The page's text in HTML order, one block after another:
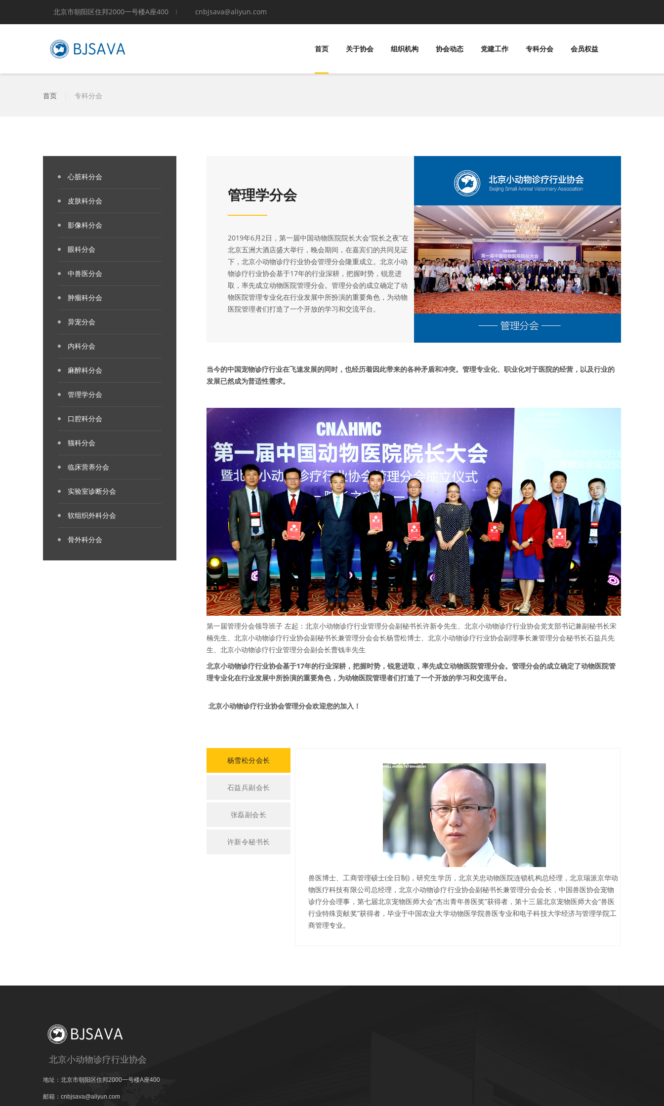
北京市朝阳区住邦2000一号楼A座400 cnbjsava@aliyun.com
首页 关于协会 组织机构 协会动态 党建工作 专科分会 会员权益
首页 专科分会
管理学分会
2019年6月2日，第一届中国动物医院院长大会“院长之夜”在
北京五洲大酒店盛大举行，晚会期间，在嘉宾们的共同见证
下，北京小动物诊疗行业协会管理分会隆重成立。北京小动
物诊疗行业协会基于17年的行业深耕，把握时势，锐意进
取，率先成立动物医院管理分会。管理分会的成立确定了动
物医院管理专业化在行业发展中所扮演的重要角色，为动物
医院管理者们打造了一个开放的学习和交流平台。
当今的中国宠物诊疗行业在飞速发展的同时，也经历着因此带来的各种矛盾和冲突。管理专业化、职业化对于医院的经营，以及行业的
发展已然成为普适性需求。
第一届管理分会领导班子 左起：北京小动物诊疗行业管理分会副秘书长许新令先生、北京小动物诊疗行业协会党支部书记兼副秘书长宋
楠先生、北京小动物诊疗行业协会副秘书长兼管理分会会长杨雪松博士、北京小动物诊疗行业协会副理事长兼管理分会秘书长石益兵先
生、北京小动物诊疗行业管理分会副会长曹钱丰先生
北京小动物诊疗行业协会基于17年的行业深耕，把握时势，锐意进取，率先成立动物医院管理分会。管理分会的成立确定了动物医院管
理专业化在行业发展中所扮演的重要角色，为动物医院管理者们打造了一个开放的学习和交流平台。
北京小动物诊疗行业协会管理分会欢迎您的加入！
杨雪松分会长
石益兵副会长
张磊副会长
许新令秘书长
兽医博士、工商管理硕士(全日制)，研究生学历，北京关忠动物医院连锁机构总经理，北京瑞派京华动
物医疗科技有限公司总经理，北京小动物诊疗行业协会副秘书长兼管理分会会长，中国兽医协会宠物
诊疗分会理事，第七届北京宠物医师大会“杰出青年兽医奖”获得者，第十三届北京宠物医师大会“兽医
行业特殊贡献奖”获得者，毕业于中国农业大学动物医学院兽医专业和电子科技大学经济与管理学院工
商管理专业。
心脏科分会
皮肤科分会
影像科分会
眼科分会
中兽医分会
肿瘤科分会
异宠分会
内科分会
麻醉科分会
管理学分会
口腔科分会
猫科分会
临床营养分会
实验室诊断分会
软组织外科分会
骨外科分会
北京小动物诊疗行业协会
地址：北京市朝阳区住邦2000一号楼A座400
邮箱：cnbjsava@aliyun.com